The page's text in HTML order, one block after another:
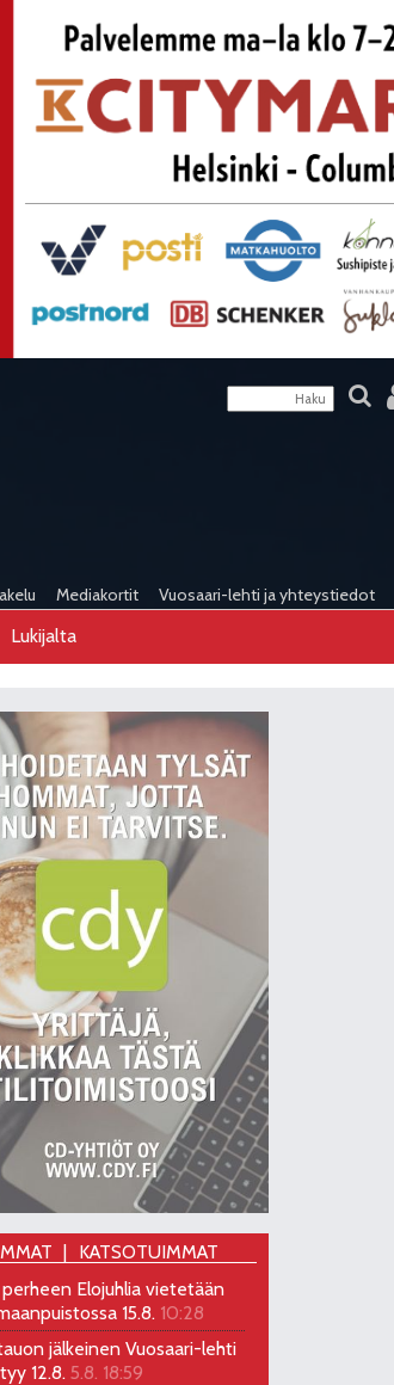
Mediakortit Vuosaari-lehti ja yhteystiedot
Lukijalta
KATSOTUIMMAT
perheen Elojuhlia vietetään
15.8. 10:28
jälkeinen Vuosaari-lehti
12.8. 5.8. 18:59